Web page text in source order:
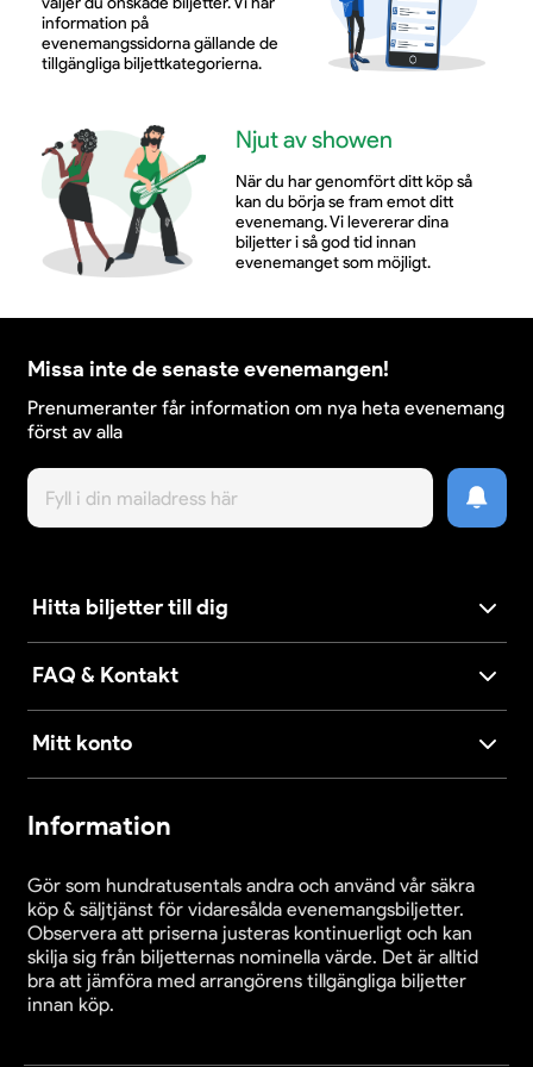
Den 5 september 2026 väntar en hyllning fylld av
Mercurys 80-årsdag tillsammans med Johan Boding
och Night of Queen Band & Choir – en kväll som
hedrar historien och låter musiken leva vidare.
Säkra dina biljetter redan idag och var med när
Freddie 80 Years intar Dalhalla.
information på
evenemangssidorna gällande de
tillgängliga biljettkategorierna.
Njut av showen
När du har genomfört ditt köp så
kan du börja se fram emot ditt
evenemang. Vi levererar dina
biljetter i så god tid innan
evenemanget som möjligt.
Missa inte de senaste evenemangen!
Prenumeranter får information om nya heta evenemang
först av alla
Hitta biljetter till dig
FAQ & Kontakt
Mitt konto
Information
Gör som hundratusentals andra och använd vår säkra
köp & säljtjänst för vidaresålda evenemangsbiljetter.
Observera att priserna justeras kontinuerligt och kan
skilja sig från biljetternas nominella värde. Det är alltid
bra att jämföra med arrangörens tillgängliga biljetter
innan köp.